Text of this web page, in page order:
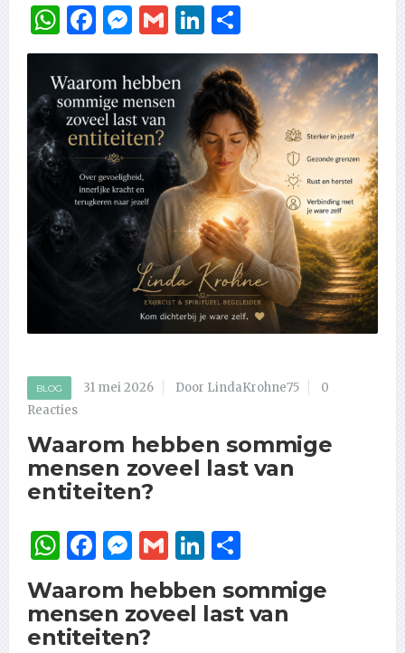
WhatsApp
Facebook
Messenger
GmailLinkedIn
BLOG 31 mei 2026 Door LindaKrohne75
0
Reacties
Waarom hebben sommige
mensen zoveel last van
entiteiten?
WhatsApp
Facebook
Messenger
GmailLinkedIn
Waarom hebben sommige
mensen zoveel last van
entiteiten?